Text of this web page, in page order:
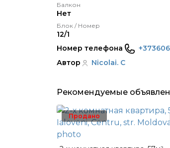
Балкон
Нет
Блок / Номер
12/1
Номер телефона
Автор
Nicolai. C
Рекомендуемые
Продано